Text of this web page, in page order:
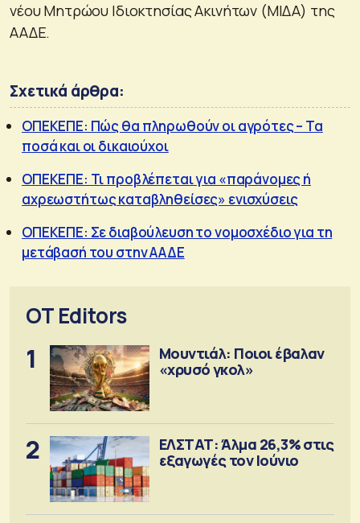
νέου Μητρώου Ιδιοκτησίας Ακινήτων (ΜΙΔΑ) της
ΑΑΔΕ.
Σχετικά άρθρα:
ΟΠΕΚΕΠΕ: Πώς θα πληρωθούν οι αγρότες – Τα
ποσά και οι δικαιούχοι
ΟΠΕΚΕΠΕ: Τι προβλέπεται για «παράνομες ή
αχρεωστήτως καταβληθείσες» ενισχύσεις
ΟΠΕΚΕΠΕ: Σε διαβούλευση το νομοσχέδιο για τη
μετάβασή του στην ΑΑΔΕ
OT Editors
1
Μουντιάλ: Ποιοι έβαλαν
«χρυσό γκολ»
2
ΕΛΣΤΑΤ: Άλμα 26,3% στις
εξαγωγές τον Ιούνιο